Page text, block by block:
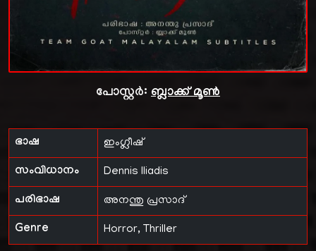
പോസ്റ്റർ: ബ്ലാക്ക് മൂൺ
ഭാഷ ഇംഗ്ലീഷ്
സംവിധാനം Dennis Iliadis
പരിഭാഷ അനന്തു പ്രസാദ്
Genre Horror, Thriller